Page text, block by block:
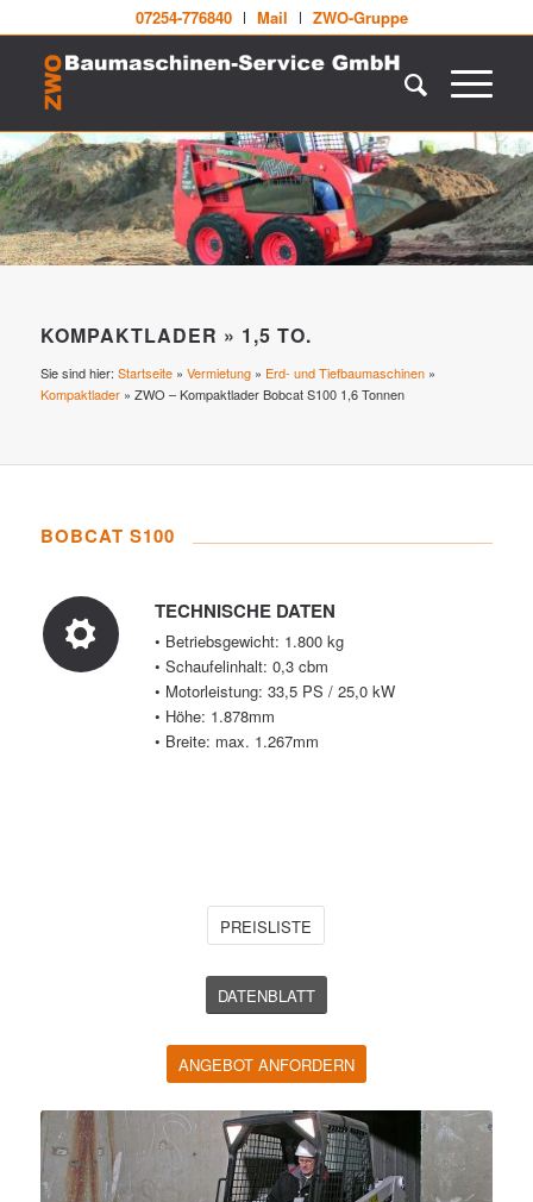
07254-776840 Mail ZWO-Gruppe
KOMPAKTLADER » 1,5 TO.
Sie sind hier: Startseite» Vermietung» Erd- und Tiefbaumaschinen»
Kompaktlader» ZWO – Kompaktlader Bobcat S100 1,6 Tonnen
BOBCAT S100
TECHNISCHE DATEN
• Betriebsgewicht: 1.800 kg
• Schaufelinhalt: 0,3 cbm
• Motorleistung: 33,5 PS / 25,0 kW
• Höhe: 1.878mm
• Breite: max. 1.267mm
PREISLISTE
DATENBLATT
ANGEBOT ANFORDERN